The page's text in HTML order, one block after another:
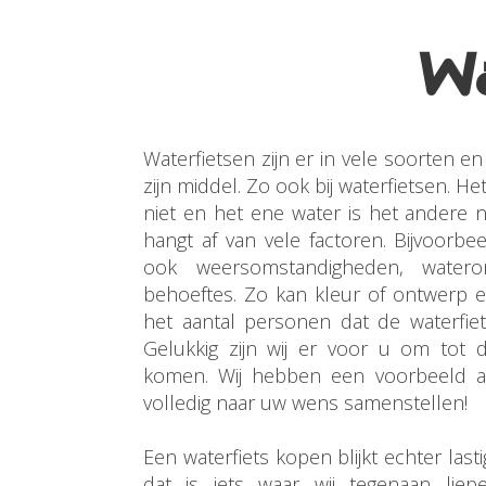
Waterfietsen zijn er in vele soorten
zijn middel. Zo ook bij waterfietsen.
niet en het ene water is het andere
hangt af van vele factoren.
ook weersomstandigheden,
behoeftes. Zo kan kleur of ontwerp
het aantal personen dat de
Gelukkig zijn wij er voor u om tot
komen. Wij hebben een voorbeeld
volledig naar uw wens samenstellen!
Een waterfiets kopen blijkt echter